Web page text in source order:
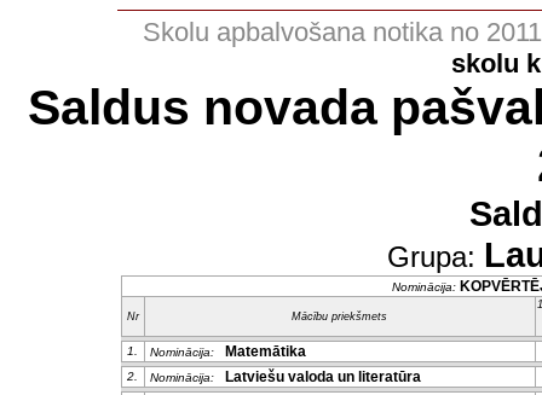
Skolu apbalvošana notika no
skolu
Saldus novada
Grupa:
Nominācija:
Nr Mācību priekšmets
1. Nominācija: Matemātika
2. Nominācija: Latviešu valoda un literatūra